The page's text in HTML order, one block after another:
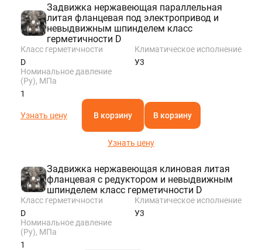
Задвижка нержавеющая параллельная
литая фланцевая под электропривод и
невыдвижным шпинделем класс
герметичности D
Класс герметичности
D
Климатическое исполнение
У3
Номинальное давление
(Ру), МПа
1
Узнать цену В корзину В корзину
Узнать цену
Задвижка нержавеющая клиновая литая
фланцевая с редуктором и невыдвижным
шпинделем класс герметичности D
Класс герметичности
D
Климатическое исполнение
У3
Номинальное давление
(Ру), МПа
1